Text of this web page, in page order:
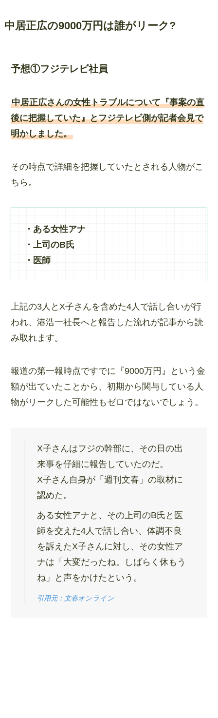
中居正広の9000万円は誰がリーク?
予想①フジテレビ社員
中居正広さんの女性トラブルについて『事案の直
後に把握していた』とフジテレビ側が記者会見で
明かしました。
その時点で詳細を把握していたとされる人物がこ
ちら。
・ある女性アナ
・上司のB氏
・医師
上記の3人とX子さんを含めた4人で話し合いが行
われ、港浩一社長へと報告した流れが記事から読
み取れます。
報道の第一報時点ですでに『9000万円』という金
額が出ていたことから、初期から関与している人
物がリークした可能性もゼロではないでしょう。
X子さんはフジの幹部に、その日の出
来事を仔細に報告していたのだ。
X子さん自身が「週刊文春」の取材に
認めた。
ある女性アナと、その上司のB氏と医
師を交えた4人で話し合い、体調不良
を訴えたX子さんに対し、その女性ア
ナは「大変だったね。しばらく休もう
ね」と声をかけたという。
引用元：文春オンライン